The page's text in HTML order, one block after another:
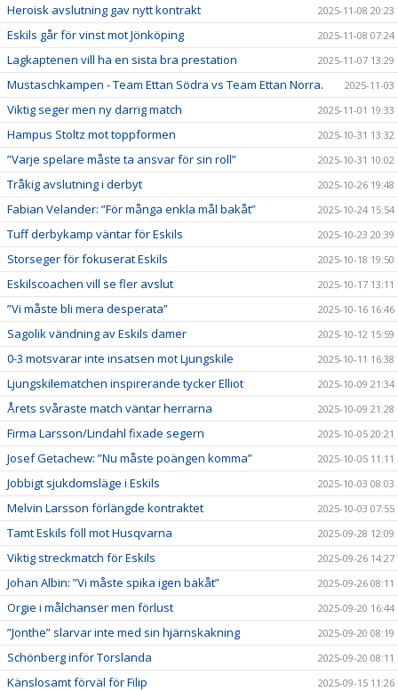
Heroisk avslutning gav nytt kontrakt 2025-11-08 20:23
Eskils går för vinst mot Jönköping 2025-11-08 07:24
Lagkaptenen vill ha en sista bra prestation 2025-11-07 13:29
Mustaschkampen - Team Ettan Södra vs Team Ettan Norra. 2025-11-03
Viktig seger men ny darrig match 2025-11-01 19:33
Hampus Stoltz mot toppformen 2025-10-31 13:32
”Varje spelare måste ta ansvar för sin roll” 2025-10-31 10:02
Tråkig avslutning i derbyt 2025-10-26 19:48
Fabian Velander: ”För många enkla mål bakåt” 2025-10-24 15:54
Tuff derbykamp väntar för Eskils 2025-10-23 20:39
Storseger för fokuserat Eskils 2025-10-18 19:50
Eskilscoachen vill se fler avslut 2025-10-17 13:11
”Vi måste bli mera desperata” 2025-10-16 16:46
Sagolik vändning av Eskils damer 2025-10-12 15:59
0-3 motsvarar inte insatsen mot Ljungskile 2025-10-11 16:38
Ljungskilematchen inspirerande tycker Elliot 2025-10-09 21:34
Årets svåraste match väntar herrarna 2025-10-09 21:28
Firma Larsson/Lindahl fixade segern 2025-10-05 20:21
Josef Getachew: ”Nu måste poängen komma” 2025-10-05 11:11
Jobbigt sjukdomsläge i Eskils 2025-10-03 08:03
Melvin Larsson förlängde kontraktet 2025-10-03 07:55
Tamt Eskils föll mot Husqvarna 2025-09-28 12:09
Viktig streckmatch för Eskils 2025-09-26 14:27
Johan Albin: ”Vi måste spika igen bakåt” 2025-09-26 08:11
Orgie i målchanser men förlust 2025-09-20 16:44
”Jonthe” slarvar inte med sin hjärnskakning 2025-09-20 08:19
Schönberg inför Torslanda 2025-09-20 08:11
Känslosamt förväl för Filip 2025-09-15 11:26